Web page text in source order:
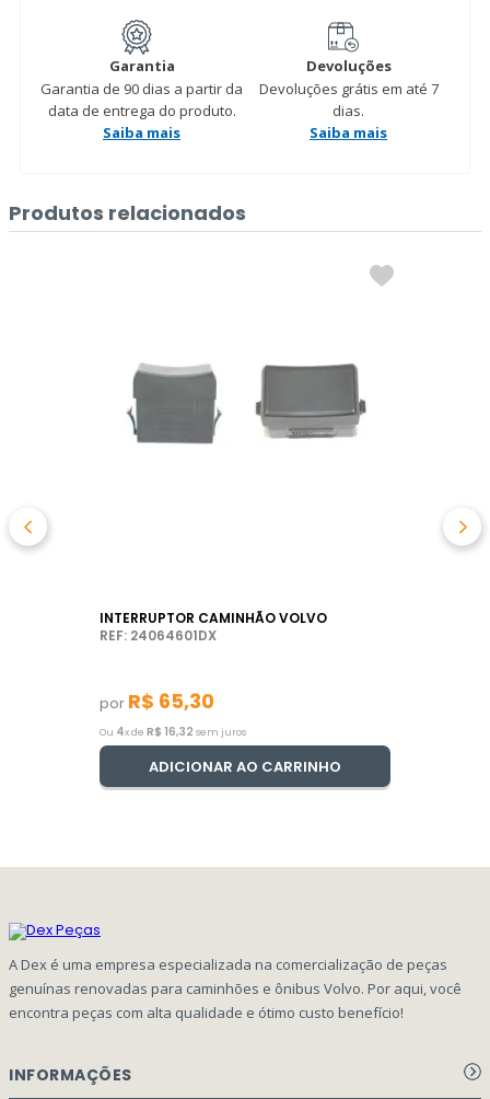
Garantia
Garantia de 90 dias a partir da
data de entrega do produto.
Saiba mais
Devoluções
Devoluções grátis em até 7
dias.
Saiba mais
Produtos relacionados
INTERRUPTOR CAMINHÃO VOLVO
REF: 24064601DX
por R$ 65,30
Ou 4x de R$ 16,32 sem juros
ADICIONAR AO CARRINHO
A Dex é uma empresa especializada na comercialização de peças
genuínas renovadas para caminhões e ônibus Volvo. Por aqui, você
encontra peças com alta qualidade e ótimo custo benefício!
INFORMAÇÕES